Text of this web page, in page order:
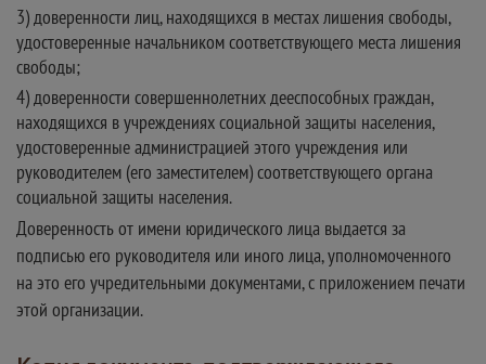
3) доверенности лиц, находящихся в местах лишения свободы,
удостоверенные начальником соответствующего места лишения
свободы;
4) доверенности совершеннолетних дееспособных граждан,
находящихся в учреждениях социальной защиты населения,
удостоверенные администрацией этого учреждения или
руководителем (его заместителем) соответствующего органа
социальной защиты населения.
Доверенность от имени юридического лица выдается за
подписью его руководителя или иного лица, уполномоченного
на это его учредительными документами, с приложением печати
этой организации.